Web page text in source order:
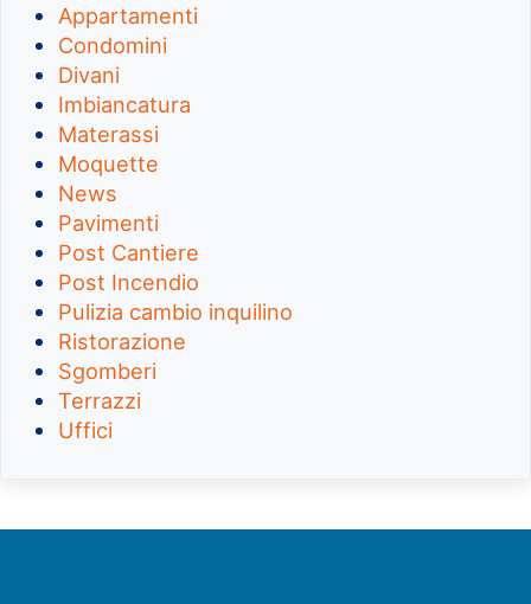
Appartamenti
Condomini
Divani
Imbiancatura
Materassi
Moquette
News
Pavimenti
Post Cantiere
Post Incendio
Pulizia cambio inquilino
Ristorazione
Sgomberi
Terrazzi
Uffici